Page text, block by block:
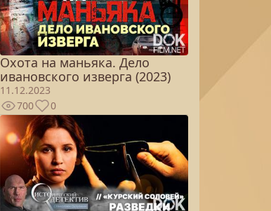
Охота на маньяка. Дело
ивановского изверга (2023)
11.12.2023
700
0